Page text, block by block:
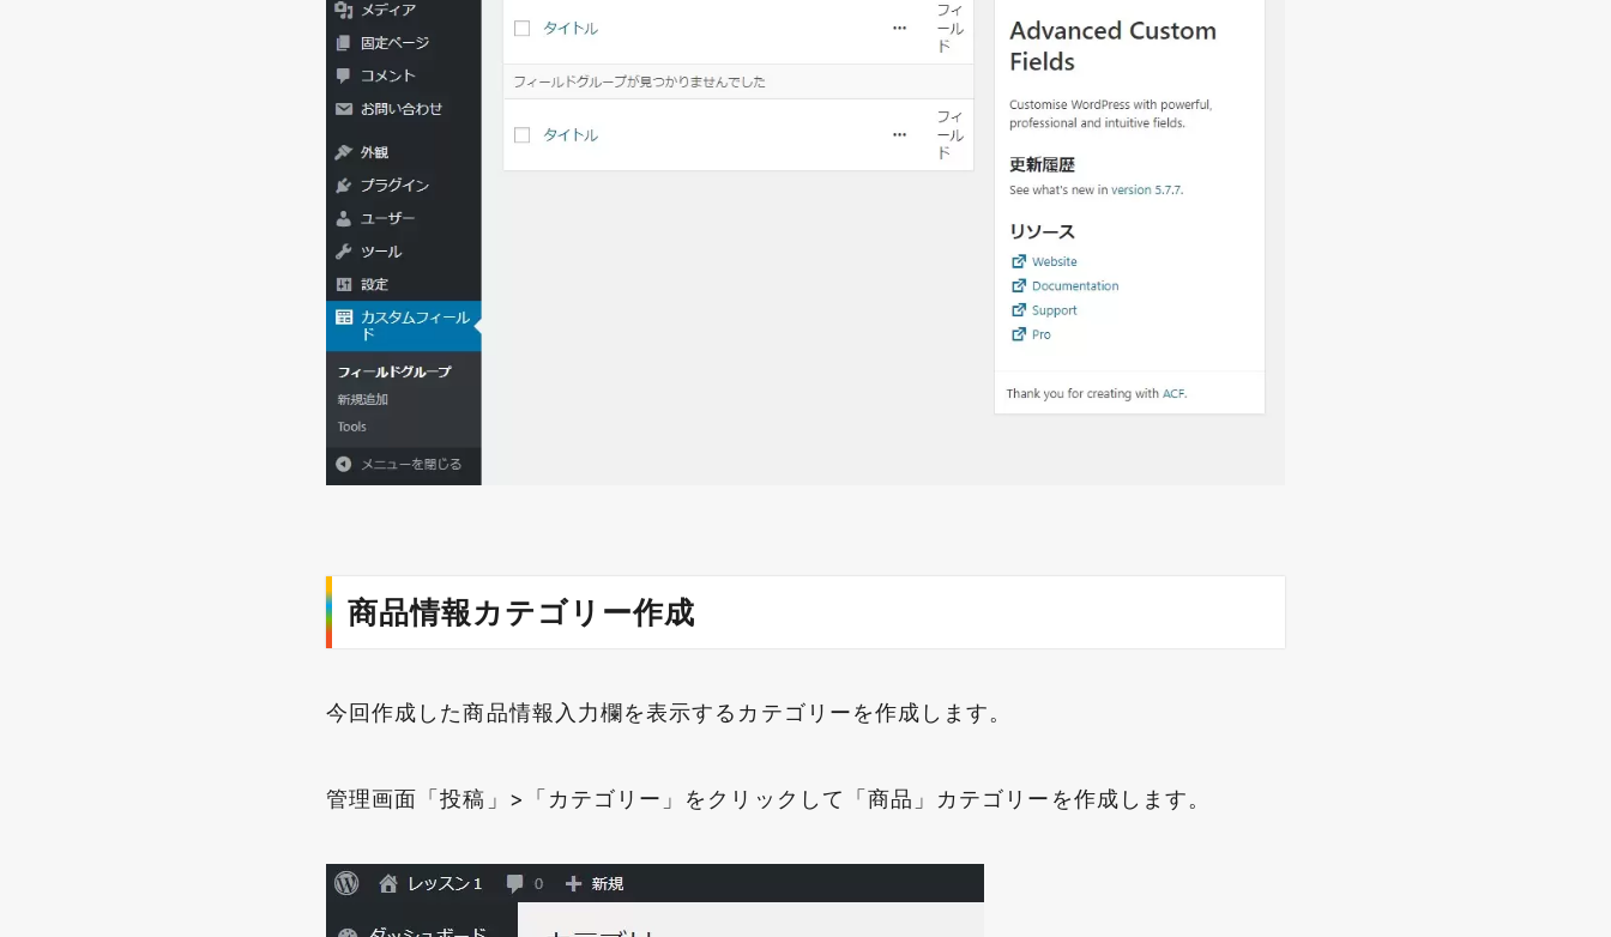
商品情報カテゴリー作成
今回作成した商品情報入力欄を表示するカテゴリーを作成します。
管理画面「投稿」>「カテゴリー」をクリックして「商品」カテゴリーを作成します。